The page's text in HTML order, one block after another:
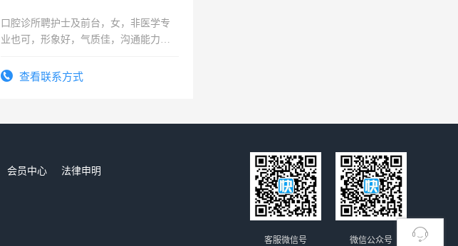
口腔诊所聘护士及前台，女，非医学专
业也可，形象好，气质佳，沟通能力
查看联系方式
会员中心
法律申明
微信公众号
客服微信号